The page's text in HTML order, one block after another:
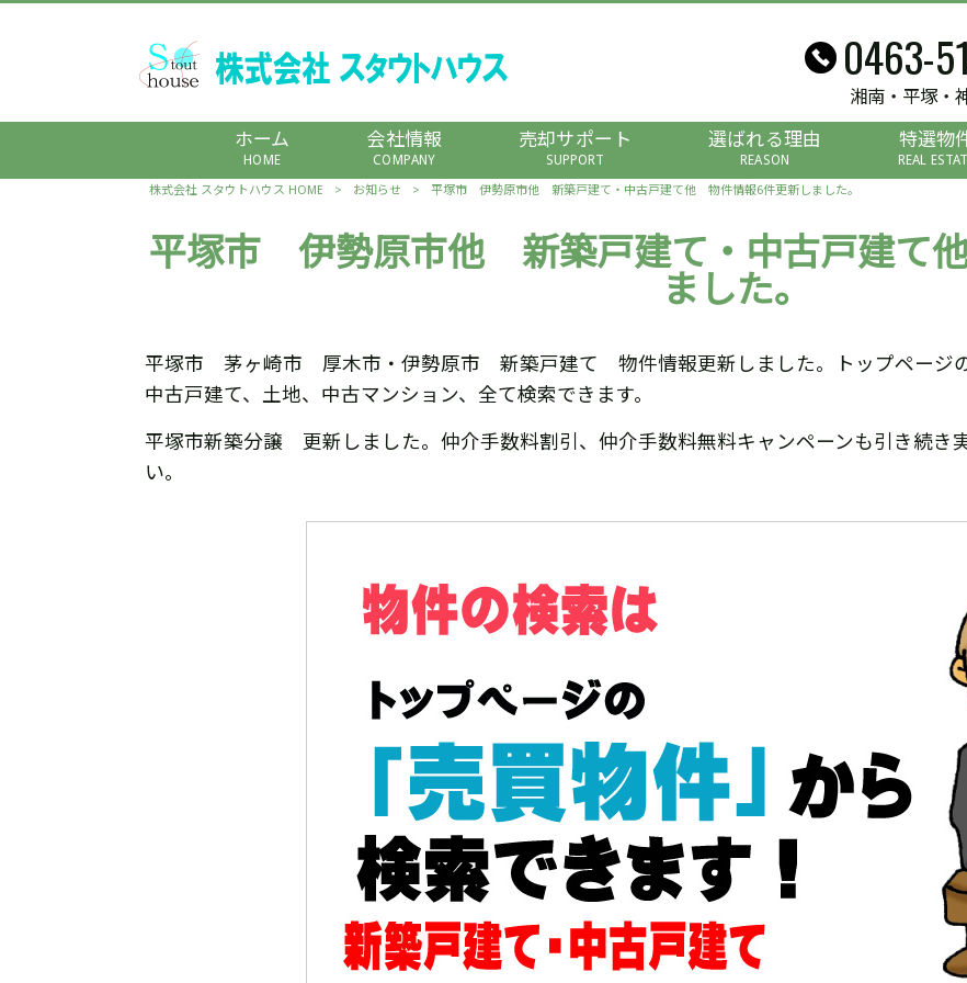
0463-
湘南・平塚・
ホーム
HOME
会社情報
COMPANY
売却サポート
SUPPORT
選ばれる理由
REASON
特選物
REAL
株式会社 スタウトハウス HOME > お知らせ > 平塚市 伊勢原市他 新築戸建て・中古戸建て他 物件情報6件更新しました。
平塚市 伊勢原市他 新築戸建て・中古戸建て
ました。
平塚市 茅ヶ崎市 厚木市・伊勢原市 新築戸建て 物件情報更新しました。トップページの
中古戸建て、土地、中古マンション、全て検索できます。
平塚市新築分譲 更新しました。仲介手数料割引、仲介手数料無料キャンペーンも引き続き
い。